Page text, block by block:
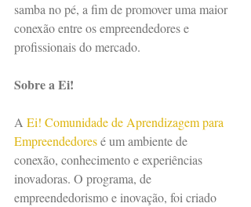
samba no pé, a fim de promover uma maior
conexão entre os empreendedores e
profissionais do mercado.
Sobre a Ei!
A Ei! Comunidade de Aprendizagem para
Empreendedores é um ambiente de
conexão, conhecimento e experiências
inovadoras. O programa, de
empreendedorismo e inovação, foi criado